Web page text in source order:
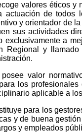
valores éticos y
actuación de todos
y orientador de
sus actividades
exclusivamente a
Regional y
valor
los
aplicable a
para los
y de buena
y empleados